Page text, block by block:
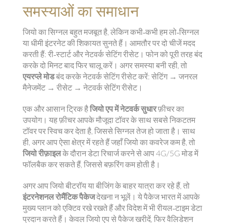
समस्याओं का समाधान
जियो का सिग्नल बहुत मजबूत है, लेकिन कभी‑कभी हम लो‑सिग्नल
या धीमी इंटरनेट की शिकायत सुनते हैं। आमतौर पर दो चीजें मदद
करती हैं: री‑स्टार्ट और नेटवर्क सेटिंग रीसेट। फोन को पूरी तरह बंद
करके दो मिनट बाद फिर चालू करें। अगर समस्या बनी रही, तो
एयरप्ले मोडबंद करके नेटवर्क सेटिंग रीसेट करें: सेटिंग → जनरल
मैनेजमेंट → रीसेट → नेटवर्क सेटिंग रीसेट।
एक और आसान ट्रिक हैजियो एप में नेटवर्क सुधारफ़ीचर का
उपयोग। यह फ़ीचर आपके मौजूदा टॉवर के साथ सबसे निकटतम
टॉवर पर स्विच कर देता है, जिससे सिग्नल तेज हो जाता है। साथ
ही, अगर आप ऐसा क्षेत्र में रहते हैं जहाँ जियो का कवरेज कम है, तो
जियो रीफ़ाइलके दौरान डेटा रिचार्ज करने से आप 4G/5G मोड में
फॉलबैक कर सकते हैं, जिससे बफ़रिंग कम होती है।
अगर आप जियो बीटरॉय या बीजिंग के बाहर यात्रा कर रहे हैं, तो
इंटरनेशनल रोमैंटिक पैकेजदेखना न भूलें। ये पैकेज भारत में आपके
मुख्य प्लान को एक्टिव रखे रखते हैं और विदेश में भी रीयल‑टाइम डेटा
प्रदान करते हैं। केवल जियो एप से पैकेज खरीदें, फिर वैलिडेशन